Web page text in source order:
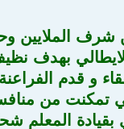
شرف الملايين
و قدم
تمكنت من
المعلم